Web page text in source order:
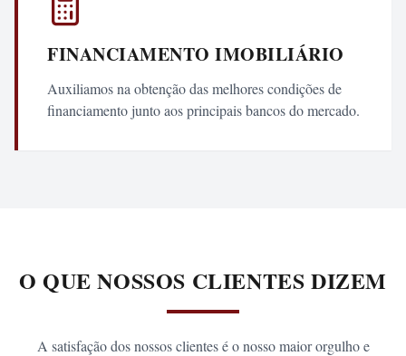
FINANCIAMENTO IMOBILIÁRIO
Auxiliamos na obtenção das melhores condições de
financiamento junto aos principais bancos do mercado.
O QUE NOSSOS CLIENTES DIZEM
A satisfação dos nossos clientes é o nosso maior orgulho e